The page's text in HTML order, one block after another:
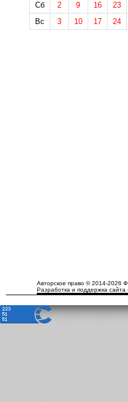
Сб
2 9 16 23
Вс
3 10 17 24
Авторское право © 2014-2026
Разработка и поддержка